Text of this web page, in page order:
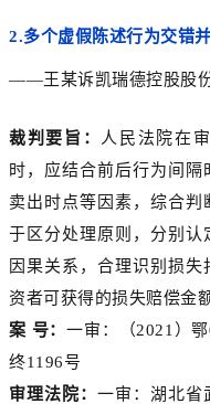
2.多个虚假陈述行为交错
——王某诉凯瑞德控股股
裁判要旨：
人民法院在
时，应结合前后行为间隔
卖出时点等因素，综合
于区分处理原则，分别认
因果关系，合理识别损
资者可获得的损失赔偿金额
案 号：一审：（2021）
终1196号
审理法院：一审：湖北省